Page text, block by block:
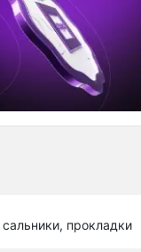
прокладки